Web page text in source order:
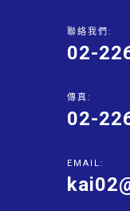
聯絡我們:
02-
傳真:
02-
EMAIL: